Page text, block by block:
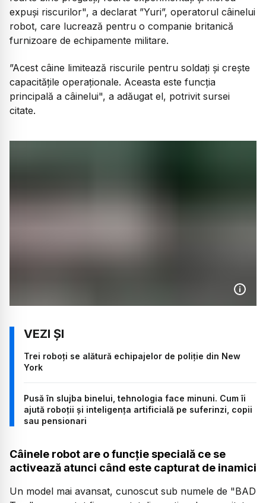
expuși riscurilor", a declarat ”Yuri”, operatorul câinelui
robot, care lucrează pentru o companie britanică
furnizoare de echipamente militare.
”Acest câine limitează riscurile pentru soldați și crește
capacitățile operaționale. Aceasta este funcția
principală a câinelui", a adăugat el, potrivit sursei
citate.
Trei roboți se alătură echipajelor de poliție din New
York
Pusă în slujba binelui, tehnologia face minuni. Cum îi
ajută roboții și inteligența artificială pe suferinzi, copii
sau pensionari
Câinele robot are o funcție specială ce se
activează atunci când este capturat de inamici
Un model mai avansat, cunoscut sub numele de "BAD